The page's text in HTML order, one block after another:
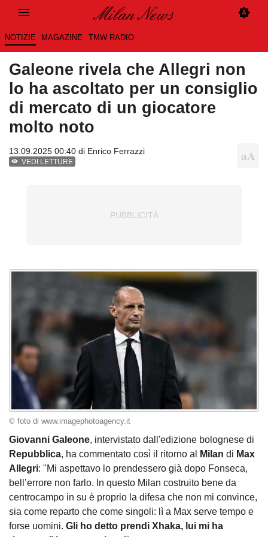
NOTIZIE MAGAZINE TMW RADIO
Galeone rivela che Allegri non
lo ha ascoltato per un consiglio
di mercato di un giocatore
molto noto
13.09.2025 00:40 di Enrico Ferrazzi
VEDI LETTURE
© foto di www.imagephotoagency.it
Giovanni Galeone, intervistato dall'edizione bolognese di
Repubblica, ha commentato così il ritorno al Milan di Max
Allegri: "Mi aspettavo lo prendessero già dopo Fonseca,
bell’errore non farlo. In questo Milan costruito bene da
centrocampo in su è proprio la difesa che non mi convince,
sia come reparto che come singoli: lì a Max serve tempo e
forse uomini. Gli ho detto prendi Xhaka, lui mi ha